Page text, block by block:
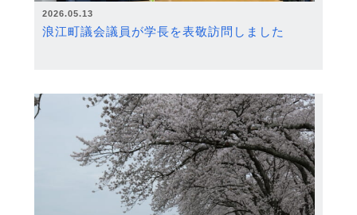
2026.05.13
浪江町議会議員が学長を表敬訪問しました